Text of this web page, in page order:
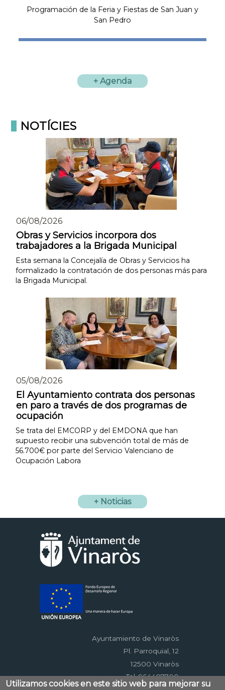
Programación de la Feria y Fiestas de San Juan y
San Pedro
azul
19/06/2026 29/06/2026
+ Agenda
NOTÍCIES
06/08/2026
Obras y Servicios incorpora dos
trabajadores a la Brigada Municipal
Esta semana la Concejalía de Obras y Servicios ha
formalizado la contratación de dos personas más para
la Brigada Municipal.
05/08/2026
El Ayuntamiento contrata dos personas
en paro a través de dos programas de
ocupación
Se trata del EMCORP y del EMDONA que han
supuesto recibir una subvención total de más de
56.700€ por parte del Servicio Valenciano de
Ocupación Labora
+ Noticias
Ayuntamiento de Vinaròs
Pl. Parroquial, 12
12500 Vinaròs
Tel. 964407700
Utilizamos cookies en este sitio web para mejorar su